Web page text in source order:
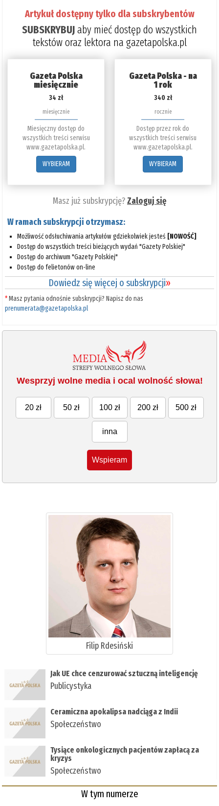
Artykuł dostępny tylko dla subskrybentów
SUBSKRYBUJaby mieć dostęp do wszystkich
tekstów oraz lektora na gazetapolska.pl
Gazeta Polska
miesięcznie
34 zł
miesięcznie
Miesięczny dostęp do
wszystkich treści serwisu
www.gazetapolska.pl.
WYBIERAM
Gazeta Polska - na
1 rok
340 zł
rocznie
Dostęp przez rok do
wszystkich treści serwisu
www.gazetapolska.pl.
WYBIERAM
Masz już subskrypcję?Zaloguj się
W ramach subskrypcji otrzymasz:
Możliwość odsłuchiwania artykułów gdziekolwiek jesteś [NOWOŚĆ]
Dostęp do wszystkich treści bieżących wydań "Gazety Polskiej"
Dostęp do archiwum "Gazety Polskiej"
Dostęp do felietonów on-line
Dowiedz się więcej o subskrypcji»
*Masz pytania odnośnie subskrypcji? Napisz do nas
prenumerata@gazetapolska.pl
Wesprzyj wolne media i ocal wolność słowa!
20 zł 50 zł 100 zł 200 zł 500 zł
inna
Wspieram
Filip Rdesiński
Jak UE chce cenzurować sztuczną inteligencję
Publicystyka
Ceramiczna apokalipsa nadciąga z Indii
Społeczeństwo
Tysiące onkologicznych pacjentów zapłacą za
kryzys
Społeczeństwo
W tym numerze